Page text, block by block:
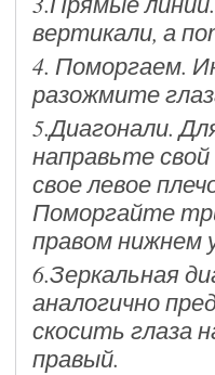
вертикали, а
4. Поморгаем.
разожмите
5.Диагонали.
направьте
свое левое
Поморгайте
правом нижнем
6.Зеркальная
аналогично
скосить глаза
правый.